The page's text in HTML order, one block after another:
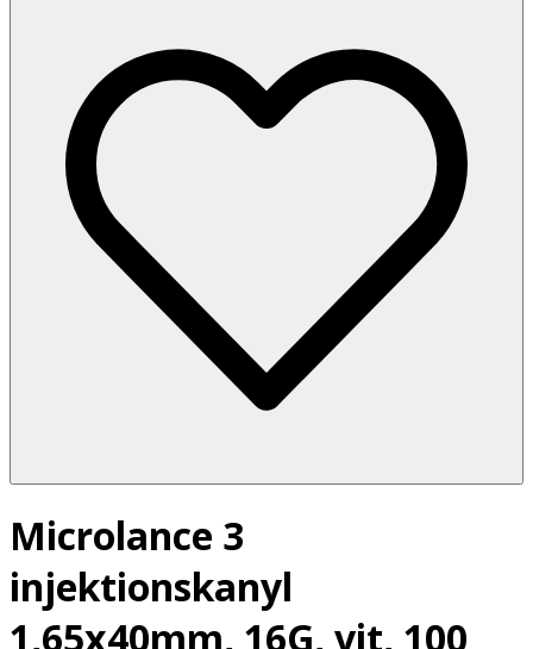
Microlance 3
injektionskanyl
1,65x40mm, 16G, vit, 100